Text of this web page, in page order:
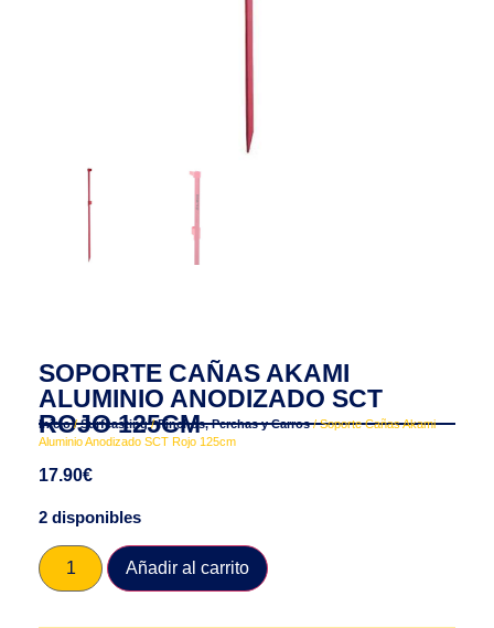
SOPORTE CAÑAS AKAMI
ALUMINIO ANODIZADO SCT
ROJO 125CM
Inicio/Surfcasting/Pinchos, Perchas y Carros/ Soporte Cañas Akami
Aluminio Anodizado SCT Rojo 125cm
17.90€
2 disponibles
Añadir al carrito